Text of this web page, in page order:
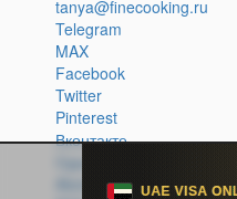
tanya@finecooking.ru
Telegram
MAX
Facebook
Twitter
Pinterest
Вконтакте
Одноклассники